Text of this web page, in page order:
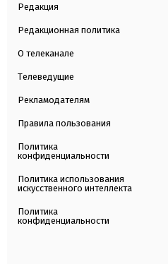
Редакция
Редакционная политика
О телеканале
Телеведущие
Рекламодателям
Правила пользования
Политика
конфиденциальности
Политика использования
искусственного интеллекта
Политика
конфиденциальности